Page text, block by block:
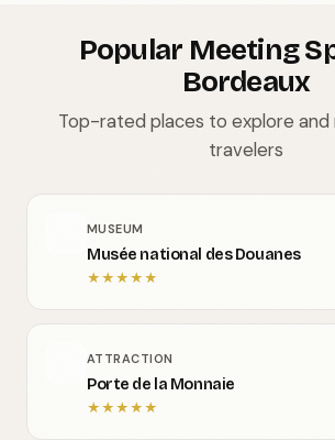
Popular Meeting
Bordeaux
Top-rated places to explore
travelers
MUSEUM
Musée national des Douanes
★★★★★
ATTRACTION
Porte de la Monnaie
★★★★★